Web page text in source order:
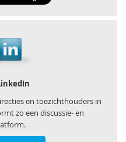
en toezichthouders in
zo een discussie- en